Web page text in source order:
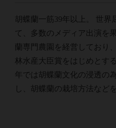
胡蝶蘭一筋39年以上。 世界
て、多数のメディア出演を
蘭専門農園を経営しており
林水産大臣賞をはじめとす
年では胡蝶蘭文化の浸透の
し、胡蝶蘭の栽培方法など